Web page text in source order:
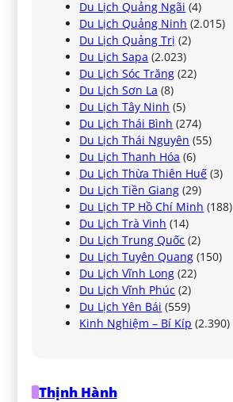
Du Lịch Quảng Ngãi (4)
Du Lịch Quảng Ninh (2.015)
Du Lịch Quảng Trị (2)
Du Lịch Sapa (2.023)
Du Lịch Sóc Trăng (22)
Du Lịch Sơn La (8)
Du Lịch Tây Ninh (5)
Du Lịch Thái Bình (274)
Du Lịch Thái Nguyên (55)
Du Lịch Thanh Hóa (6)
Du Lịch Thừa Thiên Huế (3)
Du Lịch Tiền Giang (29)
Du Lịch TP Hồ Chí Minh (188)
Du Lịch Trà Vinh (14)
Du Lịch Trung Quốc (2)
Du Lịch Tuyên Quang (150)
Du Lịch Vĩnh Long (22)
Du Lịch Vĩnh Phúc (2)
Du Lịch Yên Bái (559)
Kinh Nghiệm – Bí Kíp (2.390)
Thịnh Hành